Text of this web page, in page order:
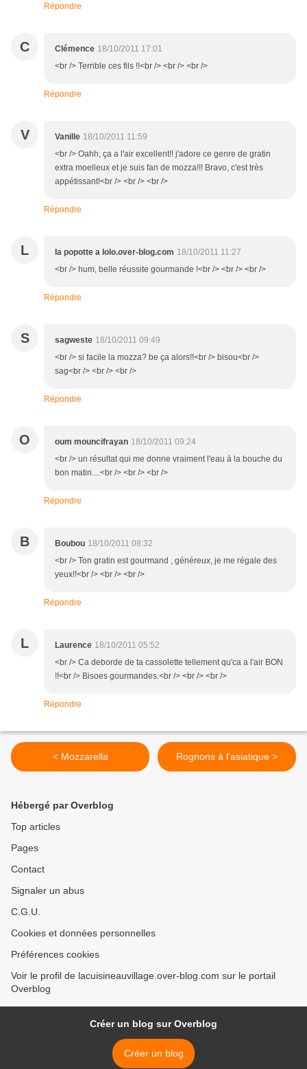
Répondre
C Clémence 18/10/2011 17:01
<br /> Terrible ces fils !!<br /> <br /> <br />
Répondre
V Vanille 18/10/2011 11:59
<br /> Oahh, ça a l'air excellent!! j'adore ce genre de gratin
extra moelleux et je suis fan de mozza!!! Bravo, c'est très
appétissant!<br /> <br /> <br />
Répondre
L la popotte a lolo.over-blog.com 18/10/2011 11:27
<br /> hum, belle réussite gourmande !<br /> <br /> <br />
Répondre
S sagweste 18/10/2011 09:49
<br /> si facile la mozza? be ça alors!!<br /> bisou<br />
sag<br /> <br /> <br />
Répondre
O oum mouncifrayan 18/10/2011 09:24
<br /> un résultat qui me donne vraiment l'eau à la bouche du
bon matin....<br /> <br /> <br />
Répondre
B Boubou 18/10/2011 08:32
<br /> Ton gratin est gourmand , généreux, je me régale des
yeux!!<br /> <br /> <br />
Répondre
L Laurence 18/10/2011 05:52
<br /> Ca deborde de ta cassolette tellement qu'ca a l'air BON
!!<br /> Bisoes gourmandes.<br /> <br /> <br />
Répondre
< Mozzarella Rognons à l'asiatique >
Hébergé par Overblog
Top articles
Pages
Contact
Signaler un abus
C.G.U.
Cookies et données personnelles
Préférences cookies
Voir le profil de lacuisineauvillage.over-blog.com sur le portail
Overblog
Créer un blog sur Overblog
Créer un blog